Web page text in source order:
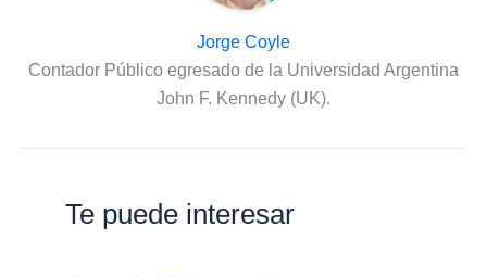
Jorge Coyle
Contador Público egresado de la Universidad Argentina
John F. Kennedy (UK).
Te puede interesar